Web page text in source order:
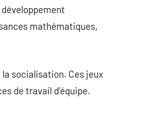
mathématiques,
la socialisation. Ces jeux
de travail d’équipe.